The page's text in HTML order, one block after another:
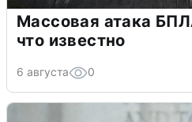
Массовая атака
что известно
6 августа 0